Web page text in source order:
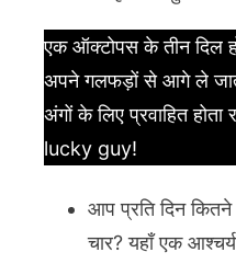
एक ऑक्टोपस के तीन दिल
अपने गलफड़ों से आगे ले
अंगों के लिए प्रवाहित
lucky guy!
आप प्रति दिन कितने
चार? यहाँ एक